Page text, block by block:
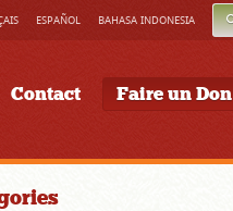
ESPAÑOL BAHASA INDONESIA
Contact Faire un Don